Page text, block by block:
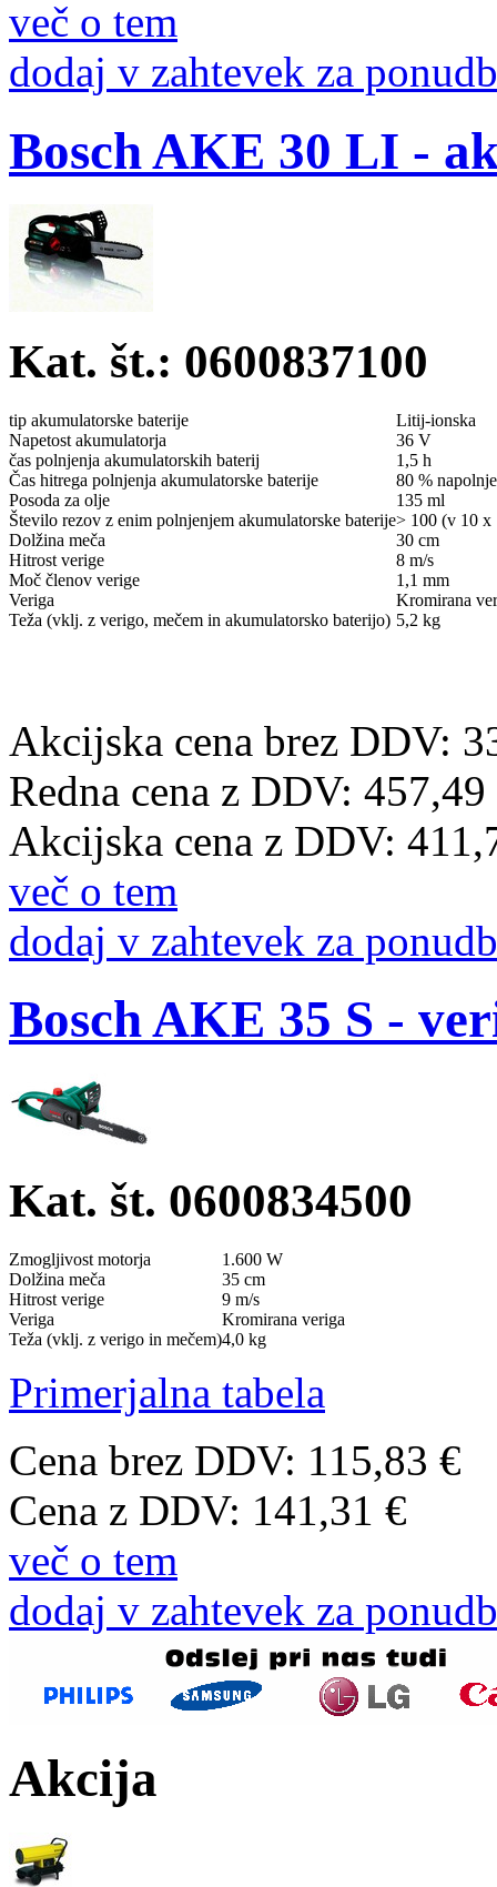
več o tem
dodaj v zahtevek za
Bosch AKE 30 LI -
Kat. št.: 0600837100
tip akumulatorske baterije
Litij-ionska
Napetost akumulatorja
36 V
čas polnjenja akumulatorskih baterij
1,5 h
Čas hitrega polnjenja akumulatorske baterije
80 %
Posoda za olje
135 ml
Število rezov z enim polnjenjem akumulatorske baterije> 100 (v 10 x
Dolžina meča
30 cm
Hitrost verige
8 m/s
Moč členov verige
1,1 mm
Veriga
Kromirana
Teža (vklj. z verigo, mečem in akumulatorsko baterijo) 5,2 kg
Akcijska cena brez DDV:
Redna cena z DDV: 457,49
Akcijska cena z DDV:
več o tem
dodaj v zahtevek za
Bosch AKE 35 S -
Kat. št. 0600834500
Zmogljivost motorja
1.600 W
Dolžina meča
35 cm
Hitrost verige
9 m/s
Veriga
Kromirana veriga
Teža (vklj. z verigo in mečem)4,0 kg
Primerjalna tabela
Cena brez DDV: 115,83 €
Cena z DDV: 141,31 €
več o tem
dodaj v zahtevek za
Akcija